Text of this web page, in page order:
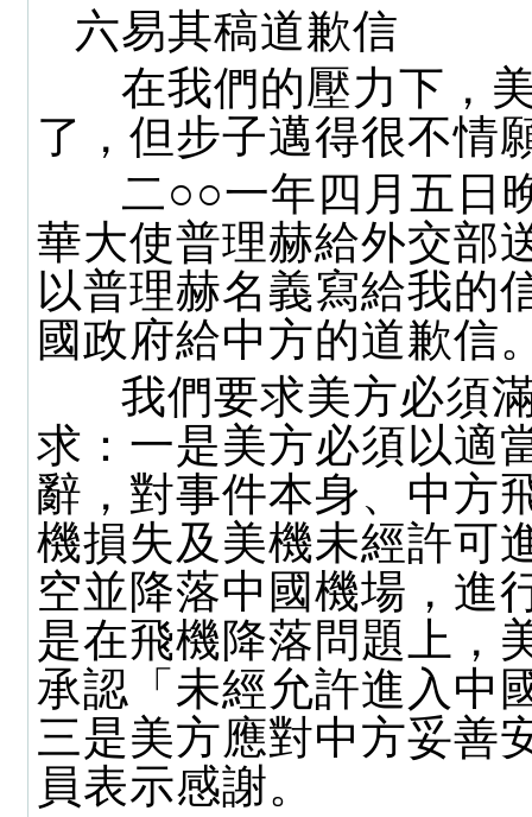
六易其稿道歉信
在我們的壓力下，
了，但步子邁得很不情
二○○一年四月五日
華大使普理赫給外交部
以普理赫名義寫給我的
國政府給中方的道歉信
我們要求美方必須
求：一是美方必須以適
辭，對事件本身、中方
機損失及美機未經許可
空並降落中國機場，進
是在飛機降落問題上，
承認「未經允許進入中
三是美方應對中方妥善
員表示感謝。